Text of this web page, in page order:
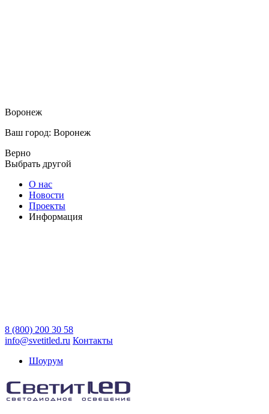
Воронеж
Ваш город: Воронеж
Верно
Выбрать другой
О нас
Новости
Проекты
Информация
8 (800) 200 30 58
info@svetitled.ru Контакты
Шоурум